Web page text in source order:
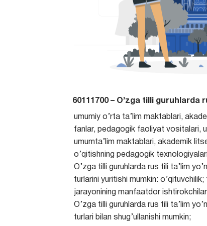
60111700 – O’zga tilli guruhlarda
umumiy o’rta ta’lim maktablari,
fanlar, pedagogik faoliyat vositalari,
umumta’lim maktablari, akademik
o’qitishning pedagogik
O’zga tilli guruhlarda rus tili ta’lim
turlarini yuritishi mumkin:
jarayonining manfaatdor
O’zga tilli guruhlarda rus tili ta’lim
turlari bilan shug’ullanishi mumkin;